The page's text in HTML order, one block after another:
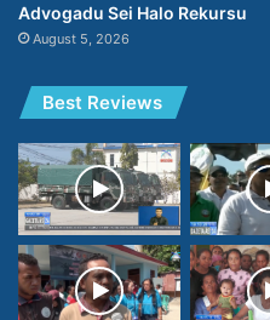
Advogadu Sei Halo Rekursu
August 5, 2026
Best Reviews